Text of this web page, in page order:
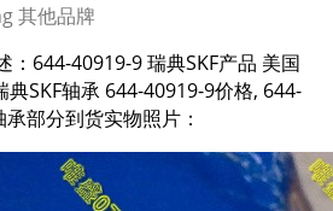
其他品牌
：644-40919-9 瑞典SKF产品 美国
典SKF轴承 644-40919-9价格, 644-
部分到货实物照片：